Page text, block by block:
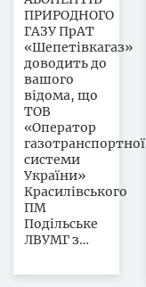
ПРИРОДНОГО
ГАЗУ ПрАТ
«Шепетівкагаз»
доводить до
вашого
відома, що
ТОВ
«Оператор
газотранспортної
системи
України»
Красилівського
ПМ
Подільське
ЛВУМГ з…